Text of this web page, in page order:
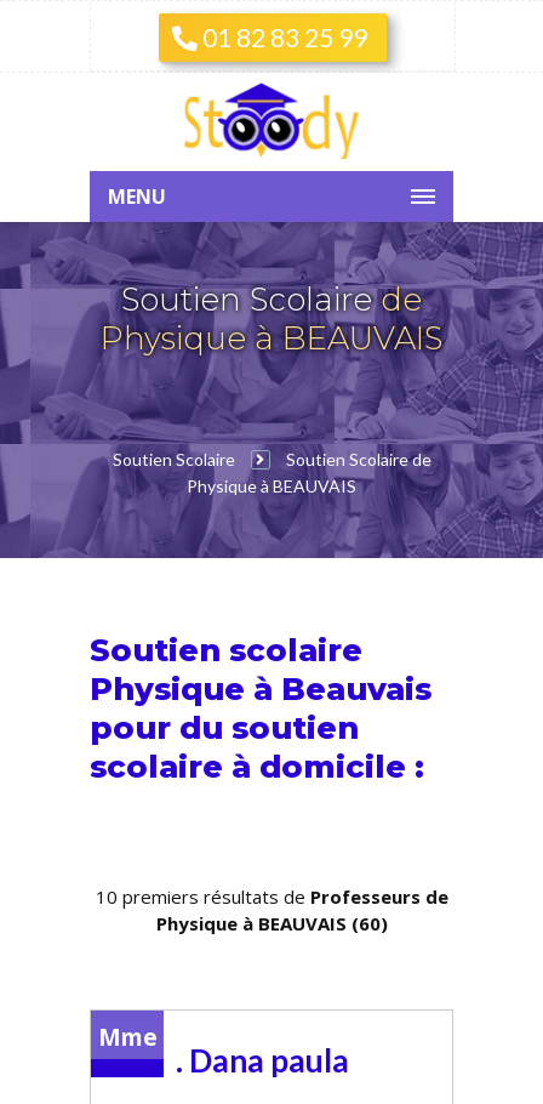
01 82 83 25 99
MENU
Soutien Scolairede
Physique à BEAUVAIS
Soutien Scolaire
Soutien Scolaire de
Physique à BEAUVAIS
Soutien scolaire
Physique à Beauvais
pour du soutien
scolaire à domicile :
10 premiers résultats de Professeurs de
Physique à BEAUVAIS (60)
Mme
. Dana paula